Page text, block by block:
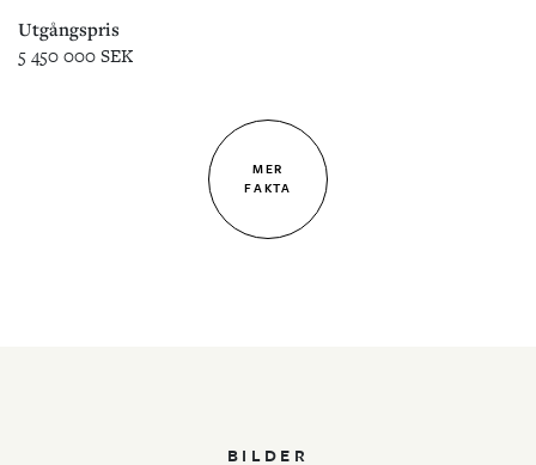
Utgångspris
5 450 000 SEK
MER
FAKTA
BILDER